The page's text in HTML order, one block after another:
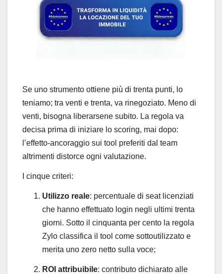
Se uno strumento ottiene più di trenta punti, lo
teniamo; tra venti e trenta, va rinegoziato. Meno di
venti, bisogna liberarsene subito. La regola va
decisa prima di iniziare lo scoring, mai dopo:
l’effetto-ancoraggio sui tool preferiti dal team
altrimenti distorce ogni valutazione.
I cinque criteri:
Utilizzo reale: percentuale di seat licenziati
che hanno effettuato login negli ultimi trenta
giorni. Sotto il cinquanta per cento la regola
Zylo classifica il tool come sottoutilizzato e
merita uno zero netto sulla voce;
ROI attribuibile: contributo dichiarato alle